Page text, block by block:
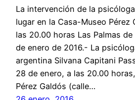
La intervención de la
lugar en la Casa-Museo Pérez
las 20.00 horas Las Palmas
de enero de 2016.- La
argentina Silvana Capitani
28 de enero, a las 20.00
Pérez Galdós (calle…